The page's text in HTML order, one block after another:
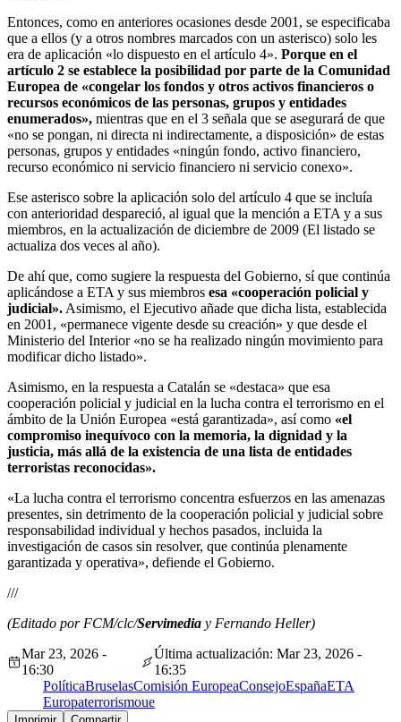
Entonces, como en anteriores ocasiones desde 2001, se especificaba
que a ellos (y a otros nombres marcados con un asterisco) solo les
era de aplicación «lo dispuesto en el artículo 4». Porque en el
artículo 2 se establece la posibilidad por parte de la Comunidad
Europea de «congelar los fondos y otros activos financieros o
recursos económicos de las personas, grupos y entidades
enumerados», mientras que en el 3 señala que se asegurará de que
«no se pongan, ni directa ni indirectamente, a disposición» de estas
personas, grupos y entidades «ningún fondo, activo financiero,
recurso económico ni servicio financiero ni servicio conexo».
Ese asterisco sobre la aplicación solo del artículo 4 que se incluía
con anterioridad despareció, al igual que la mención a ETA y a sus
miembros, en la actualización de diciembre de 2009 (El listado se
actualiza dos veces al año).
De ahí que, como sugiere la respuesta del Gobierno, sí que continúa
aplicándose a ETA y sus miembros esa «cooperación policial y
judicial». Asimismo, el Ejecutivo añade que dicha lista, establecida
en 2001, «permanece vigente desde su creación» y que desde el
Ministerio del Interior «no se ha realizado ningún movimiento para
modificar dicho listado».
Asimismo, en la respuesta a Catalán se «destaca» que esa
cooperación policial y judicial en la lucha contra el terrorismo en el
ámbito de la Unión Europea «está garantizada», así como «el
compromiso inequívoco con la memoria, la dignidad y la
justicia, más allá de la existencia de una lista de entidades
terroristas reconocidas».
«La lucha contra el terrorismo concentra esfuerzos en las amenazas
presentes, sin detrimento de la cooperación policial y judicial sobre
responsabilidad individual y hechos pasados, incluida la
investigación de casos sin resolver, que continúa plenamente
garantizada y operativa», defiende el Gobierno.
///
(Editado por FCM/clc/Servimedia y Fernando Heller)
Mar 23, 2026 -
16:30
Última actualización: Mar 23, 2026 -
16:35
PolíticaBruselasComisión EuropeaConsejoEspañaETA
Europaterrorismoue